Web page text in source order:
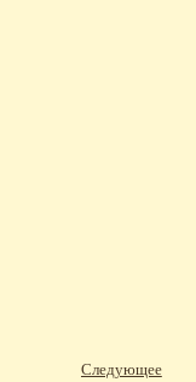
Следующее